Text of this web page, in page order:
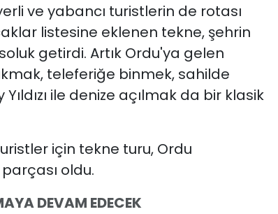
ve yabancı turistlerin de rotası
listesine eklenen tekne, şehrin
getirdi. Artık Ordu'ya gelen
teleferiğe binmek, sahilde
ile denize açılmak da bir klasik
için tekne turu, Ordu
oldu.
DEVAM EDECEK